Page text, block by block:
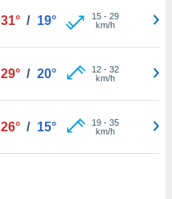
31° / 19° 15- 29
km/h
29° / 20° 12- 32
km/h
26° / 15° 19- 35
km/h